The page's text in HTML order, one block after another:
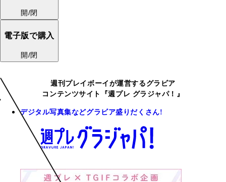
開/閉
電子版で購入
開/閉
週刊プレイボーイが運営するグラビア
コンテンツサイト『週プレ グラジャパ！』
デジタル写真集などグラビア盛りだくさん!